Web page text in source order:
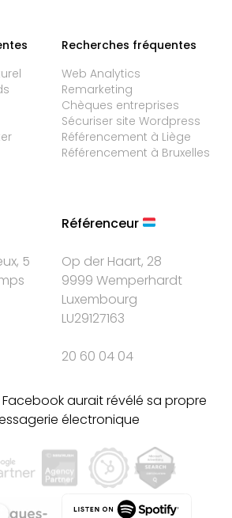
Recherches fréquentes
Web Analytics
Remarketing
Chèques entreprises
Sécuriser site Wordpress
Référencement à Liège
Référencement à Bruxelles
5
Référenceur
Op der Haart, 28
9999 Wemperhardt
Luxembourg
LU29127163
20 60 04 04
Facebook aurait révélé sa propre
électronique